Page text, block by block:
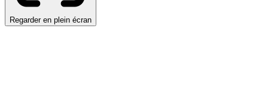
Regarder en plein écran